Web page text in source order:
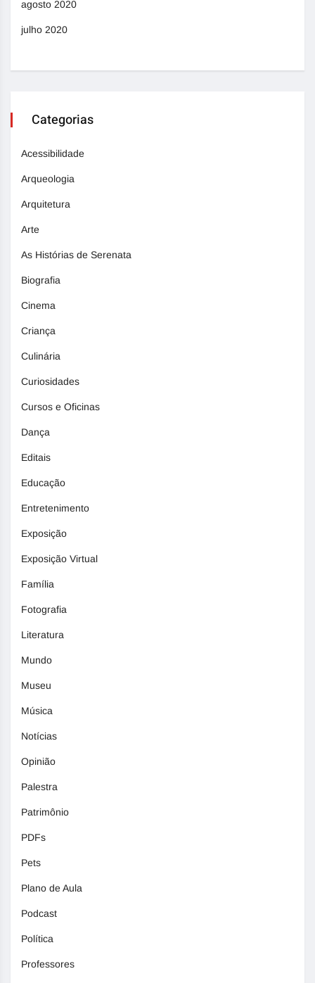
agosto 2020
julho 2020
Categorias
Acessibilidade
Arqueologia
Arquitetura
Arte
As Histórias de Serenata
Biografia
Cinema
Criança
Culinária
Curiosidades
Cursos e Oficinas
Dança
Editais
Educação
Entretenimento
Exposição
Exposição Virtual
Família
Fotografia
Literatura
Mundo
Museu
Música
Notícias
Opinião
Palestra
Patrimônio
PDFs
Pets
Plano de Aula
Podcast
Política
Professores